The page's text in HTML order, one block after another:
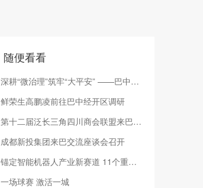
随便看看
深耕“微治理”筑牢“大平安” ——巴中绘就基层治理暖心答卷
鲜荣生高鹏凌前往巴中经开区调研
第十二届泛长三角四川商会联盟来巴考察交流座谈会召开
成都新投集团来巴交流座谈会召开
锚定智能机器人产业新赛道 11个重点项目集中签约
一场球赛 激活一城